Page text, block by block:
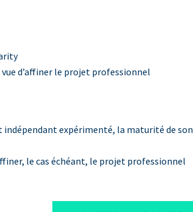
d’affiner le projet professionnel
indépendant expérimenté, la maturité de son
le cas échéant, le projet professionnel